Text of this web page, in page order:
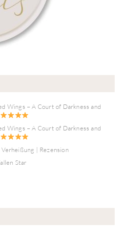
Wings – A Court of Darkness and
Wings – A Court of Darkness and
| Rezension
Star